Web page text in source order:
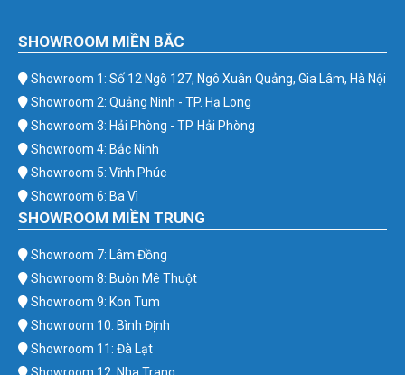
SHOWROOM MIỀN BẮC
Showroom 1: Số 12 Ngõ 127, Ngô Xuân Quảng, Gia Lâm, Hà Nội
Showroom 2: Quảng Ninh - TP. Hạ Long
Showroom 3: Hải Phòng - TP. Hải Phòng
Showroom 4: Bắc Ninh
Showroom 5: Vĩnh Phúc
Showroom 6: Ba Vì
SHOWROOM MIỀN TRUNG
Showroom 7: Lâm Đồng
Showroom 8: Buôn Mê Thuột
Showroom 9: Kon Tum
Showroom 10: Bình Định
Showroom 11: Đà Lạt
Showroom 12: Nha Trang